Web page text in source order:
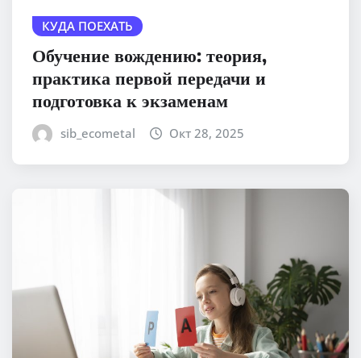
КУДА ПОЕХАТЬ
Обучение вождению: теория,
практика первой передачи и
подготовка к экзаменам
sib_ecometal Окт 28, 2025